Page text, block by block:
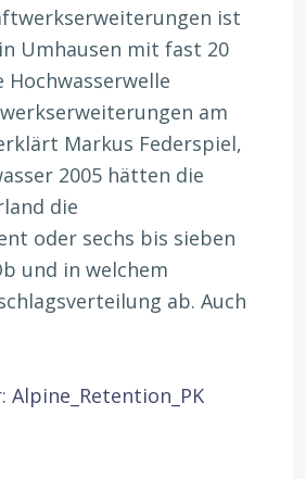
ist
Umhausen mit fast 20
am
Markus Federspiel,
2005 hätten die
die
oder sechs bis sieben
und in welchem
ab. Auch
Alpine_Retention_PK